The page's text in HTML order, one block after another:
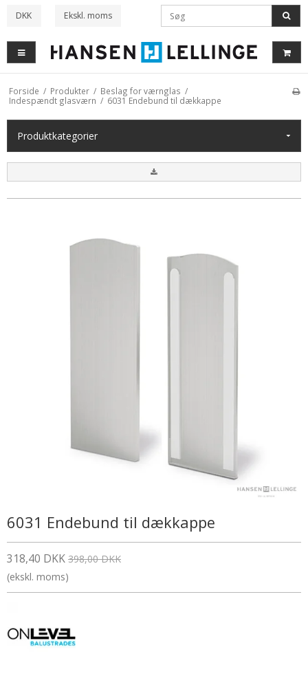
DKK Ekskl. moms
Forside / Produkter / Beslag for værnglas /
Indespændt glasværn / 6031 Endebund til dækkappe
Produktkategorier
6031 Endebund til dækkappe
318,40 DKK 398,00 DKK
(ekskl. moms)